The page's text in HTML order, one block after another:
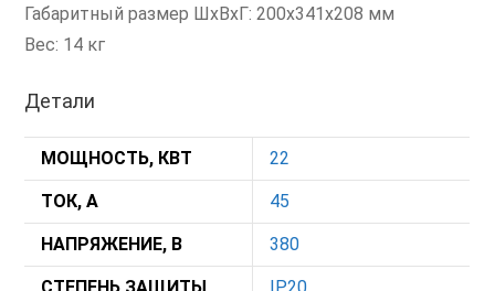
Габаритный размер ШхВхГ: 200х341х208 мм
Вес: 14 кг
Детали
МОЩНОСТЬ, КВТ 22
ТОК, А 45
НАПРЯЖЕНИЕ, В 380